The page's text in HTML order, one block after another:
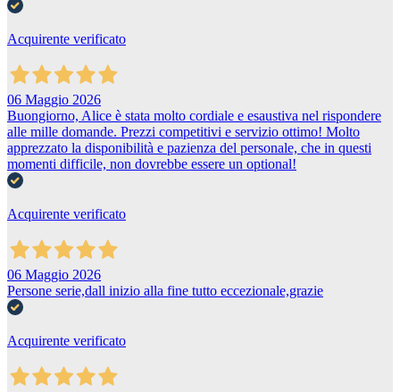
Acquirente verificato
06 Maggio 2026
Buongiorno, Alice è stata molto cordiale e esaustiva nel rispondere
alle mille domande. Prezzi competitivi e servizio ottimo! Molto
apprezzato la disponibilità e pazienza del personale, che in questi
momenti difficile, non dovrebbe essere un optional!
Acquirente verificato
06 Maggio 2026
Persone serie,dall inizio alla fine tutto eccezionale,grazie
Acquirente verificato